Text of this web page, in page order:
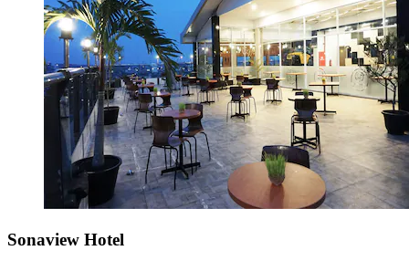
Sonaview Hotel